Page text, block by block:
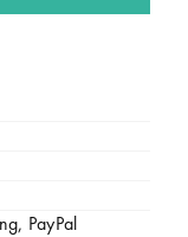
PayPal